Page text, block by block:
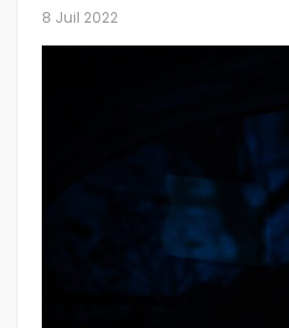
8 Juil 2022